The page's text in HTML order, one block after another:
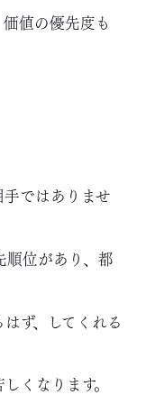
値の優先度も
ではありませ
位があり、都
ず、してくれる
くなります。